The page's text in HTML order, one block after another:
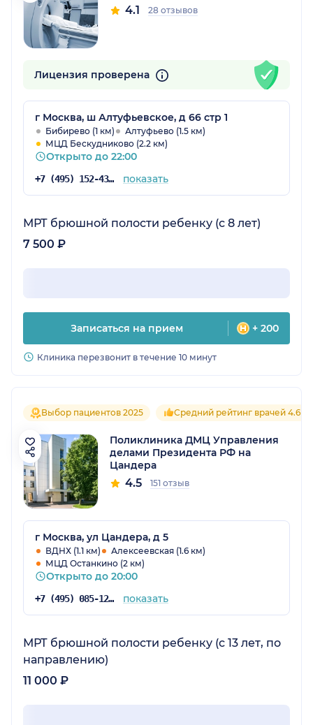
4.1 28 отзывов
Лицензия проверена
г Москва, ш Алтуфьевское, д 66 стр 1
Бибирево (1 км)
Алтуфьево (1.5 км)
МЦД Бескудниково (2.2 км)
Открыто до 22:00
+7 (495) 152-43-11 показать
МРТ брюшной полости ребенку (с 8 лет)
7 500 ₽
Записаться на прием + 200
Клиника перезвонит в течение 10 минут
Выбор пациентов 2025 Средний рейтинг врачей 4.6
Поликлиника ДМЦ Управления
делами Президента РФ на
Цандера
4.5 151 отзыв
г Москва, ул Цандера, д 5
ВДНХ (1.1 км)
Алексеевская (1.6 км)
МЦД Останкино (2 км)
Открыто до 20:00
+7 (495) 085-12-73 показать
МРТ брюшной полости ребенку (с 13 лет, по
направлению)
11 000 ₽